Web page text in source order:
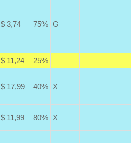
$ 3,74 75% G
$ 11,24
25%
$ 17,99 40% X
$ 11,99 80% X